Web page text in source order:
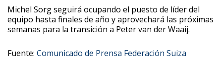
Michel Sorg seguirá ocupando el puesto de líder del
equipo hasta finales de año y aprovechará las próximas
semanas para la transición a Peter van der Waaij.
Fuente: Comunicado de Prensa Federación Suiza